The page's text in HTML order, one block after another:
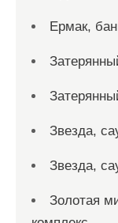
Ермак,
Звезда,
Звезда,
Золотая